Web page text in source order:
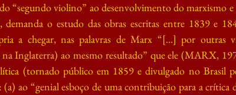
“segundo violino” ao desenvolvimento do marxismo e
o estudo das obras escritas entre 1839 e
a chegar, nas palavras de Marx “[...] por outras
na Inglaterra) ao mesmo resultado” que ele (MARX,
(tornado público em 1859 e divulgado no Brasil
ao “genial esboço de uma contribuição para a crítica